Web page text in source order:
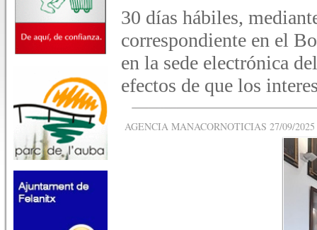
30 días hábiles,
correspondiente en el
en la sede electrónica
efectos de que los
AGENCIA MANACORNOTICIAS 27/09/